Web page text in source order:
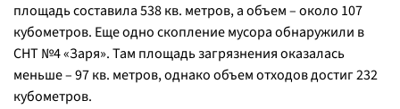
площадь составила 538 кв. метров, а объем – около 107
кубометров. Еще одно скопление мусора обнаружили в
СНТ №4 «Заря». Там площадь загрязнения оказалась
меньше – 97 кв. метров, однако объем отходов достиг 232
кубометров.